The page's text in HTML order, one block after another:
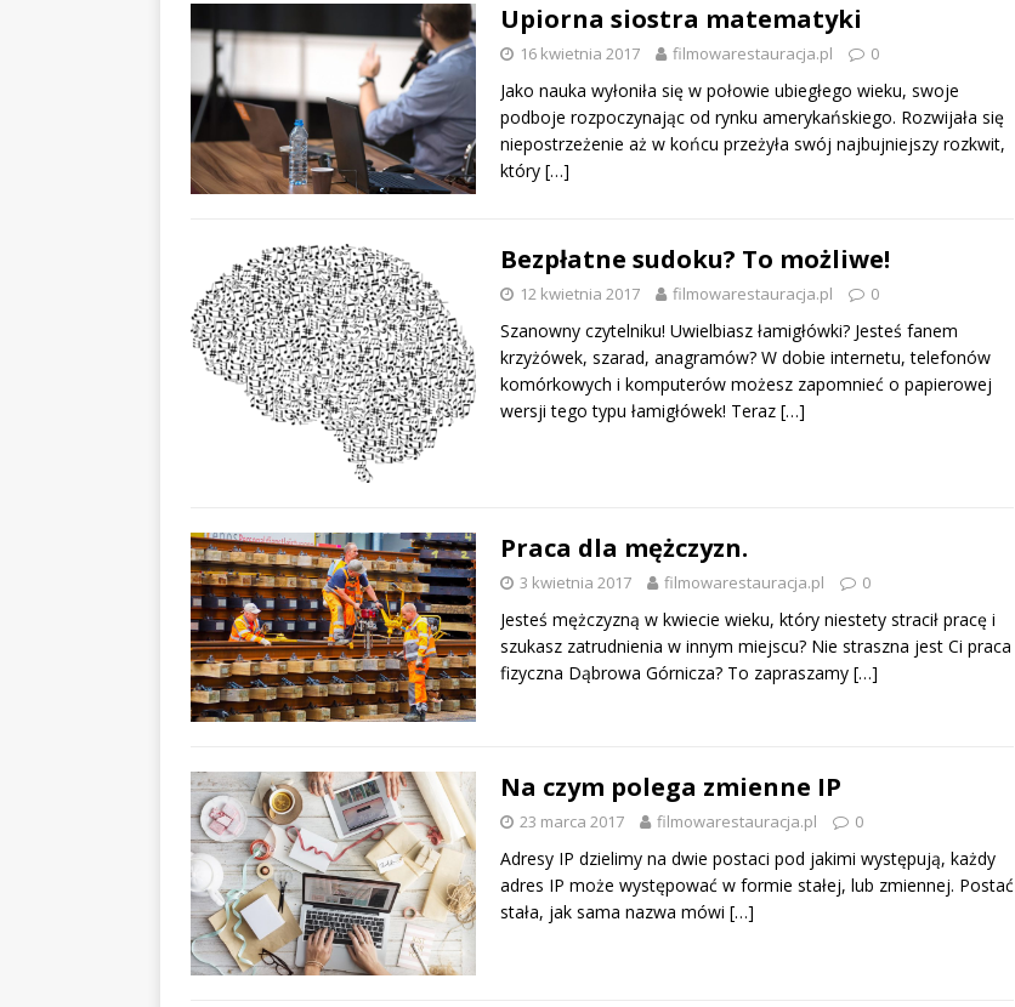
Upiorna siostra matematyki
16 kwietnia 2017 filmowarestauracja.pl 0
Jako nauka wyłoniła się w połowie ubiegłego wieku, swoje
podboje rozpoczynając od rynku amerykańskiego. Rozwijała się
niepostrzeżenie aż w końcu przeżyła swój najbujniejszy rozkwit,
który […]
Bezpłatne sudoku? To możliwe!
12 kwietnia 2017 filmowarestauracja.pl 0
Szanowny czytelniku! Uwielbiasz łamigłówki? Jesteś fanem
krzyżówek, szarad, anagramów? W dobie internetu, telefonów
komórkowych i komputerów możesz zapomnieć o papierowej
wersji tego typu łamigłówek! Teraz […]
Praca dla mężczyzn.
3 kwietnia 2017 filmowarestauracja.pl 0
Jesteś mężczyzną w kwiecie wieku, który niestety stracił pracę i
szukasz zatrudnienia w innym miejscu? Nie straszna jest Ci praca
fizyczna Dąbrowa Górnicza? To zapraszamy […]
Na czym polega zmienne IP
23 marca 2017 filmowarestauracja.pl 0
Adresy IP dzielimy na dwie postaci pod jakimi występują, każdy
adres IP może występować w formie stałej, lub zmiennej. Postać
stała, jak sama nazwa mówi […]